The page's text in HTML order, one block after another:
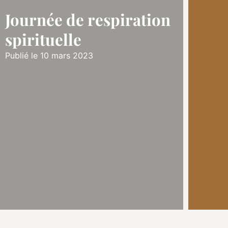
Journée de respiration
spirituelle
Publié le 10 mars 2023